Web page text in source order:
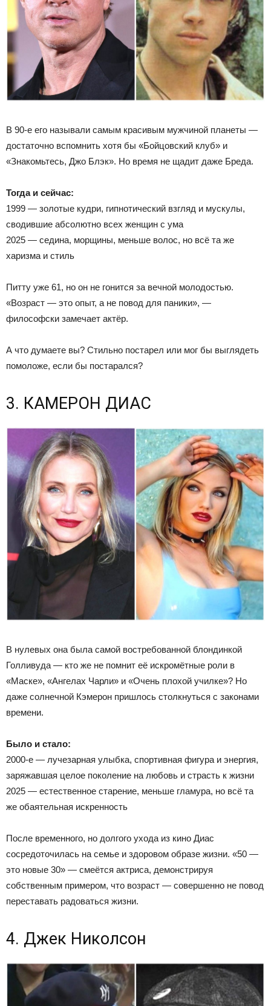
В 90-е его называли самым красивым мужчиной планеты —
достаточно вспомнить хотя бы «Бойцовский клуб» и
«Знакомьтесь, Джо Блэк». Но время не щадит даже Бреда.
Тогда и сейчас:
1999 — золотые кудри, гипнотический взгляд и мускулы,
сводившие абсолютно всех женщин с ума
2025 — седина, морщины, меньше волос, но всё та же
харизма и стиль
Питту уже 61, но он не гонится за вечной молодостью.
«Возраст — это опыт, а не повод для паники», —
философски замечает актёр.
А что думаете вы? Стильно постарел или мог бы выглядеть
помоложе, если бы постарался?
3. КАМЕРОН ДИАС
В нулевых она была самой востребованной блондинкой
Голливуда — кто же не помнит её искромётные роли в
«Маске», «Ангелах Чарли» и «Очень плохой училке»? Но
даже солнечной Кэмерон пришлось столкнуться с законами
времени.
Было и стало:
2000-е — лучезарная улыбка, спортивная фигура и энергия,
заряжавшая целое поколение на любовь и страсть к жизни
2025 — естественное старение, меньше гламура, но всё та
же обаятельная искренность
После временного, но долгого ухода из кино Диас
сосредоточилась на семье и здоровом образе жизни. «50 —
это новые 30» — смеётся актриса, демонстрируя
собственным примером, что возраст — совершенно не повод
переставать радоваться жизни.
4. Джек Николсон